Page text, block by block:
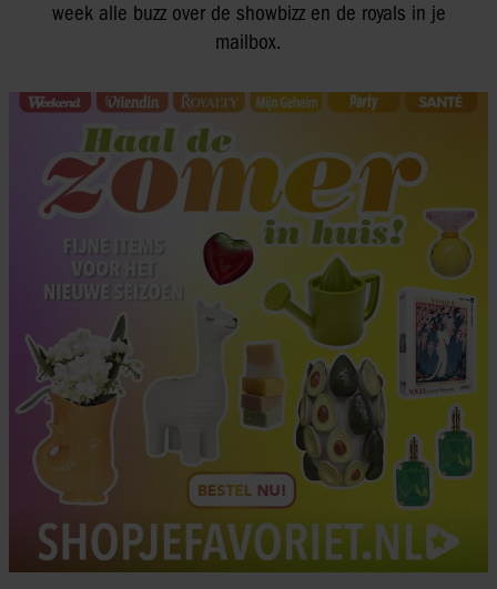
week alle buzz over de showbizz en de royals in je
mailbox.